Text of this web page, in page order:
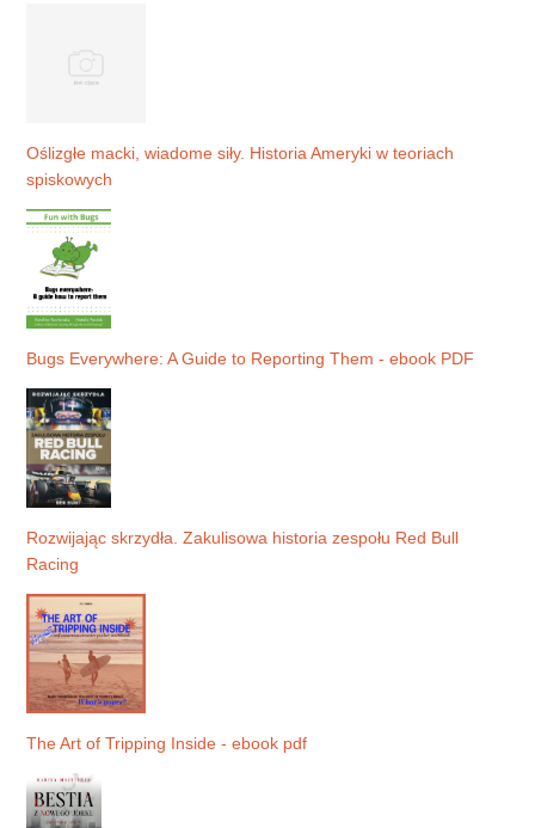
Oślizgłe macki, wiadome siły. Historia Ameryki w teoriach
spiskowych
Bugs Everywhere: A Guide to Reporting Them - ebook PDF
Rozwijając skrzydła. Zakulisowa historia zespołu Red Bull
Racing
The Art of Tripping Inside - ebook pdf